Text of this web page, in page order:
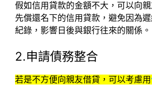
假如信用貸款的金額不大，可以向親
先償還名下的信用貸款，避免因為
紀錄，影響日後與銀行往來的關係。
2.申請債務整合
若是不方便向親友借貸，可以考慮用